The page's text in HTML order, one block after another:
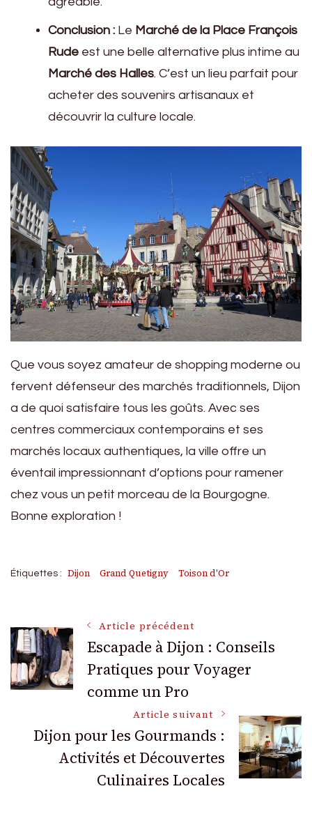
Conclusion : Le Marché de la Place François
Rude est une belle alternative plus intime au
Marché des Halles. C’est un lieu parfait pour
acheter des souvenirs artisanaux et
découvrir la culture locale.
Que vous soyez amateur de shopping moderne ou
fervent défenseur des marchés traditionnels, Dijon
a de quoi satisfaire tous les goûts. Avec ses
centres commerciaux contemporains et ses
marchés locaux authentiques, la ville offre un
éventail impressionnant d’options pour ramener
chez vous un petit morceau de la Bourgogne.
Bonne exploration !
Étiquettes : Dijon Grand Quetigny Toison d'Or
Navigation
des
articles
Article précédent
Escapade à Dijon : Conseils
Pratiques pour Voyager
comme un Pro
Article suivant
Dijon pour les Gourmands :
Activités et Découvertes
Culinaires Locales